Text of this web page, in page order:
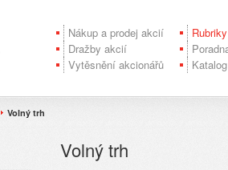
Nákup a prodej akcií
Dražby akcií
Vytěsnění akcionářů
Rubriky
Volný trh
Volný trh